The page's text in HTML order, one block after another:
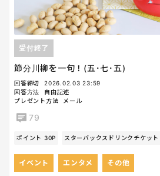
節分川柳を一句！(五･七･五)
受付終了
回答締切
2026.02.03 23:59
回答方法
自由記述
プレゼント方法
メール
79
ポイント 30P スターバックスドリンクチケッ
イベント エンタメ その他